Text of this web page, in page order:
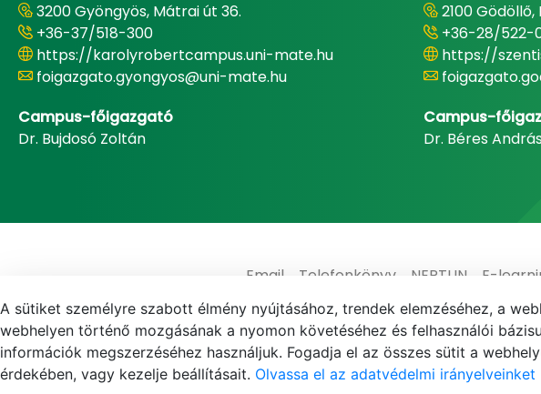
3200 Gyöngyös, Mátrai út 36.
+36-37/518-300
https://karolyrobertcampus.uni-mate.hu
foigazgato.gyongyos@uni-mate.hu
Campus-főigazgató
Dr. Bujdosó Zoltán
2100
+36-28/522-
https://
Campus-
Dr. Béres András
Email Telefonkönyv NEPTUN E-
A sütiket személyre szabott élmény nyújtásához, trendek elemzéséhez, a
webhelyen történő mozgásának a nyomon követéséhez és felhasználói
információk megszerzéséhez használjuk. Fogadja el az összes sütit a
érdekében, vagy kezelje beállításait. Olvassa el az adatvédelmi irányelveinket